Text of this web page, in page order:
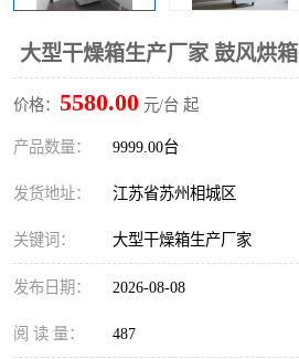
大型干燥箱生产厂家 鼓风烘箱
价格： 5580.00 元/台 起
产品数量： 9999.00台
发货地址： 江苏省苏州相城区
关键词： 大型干燥箱生产厂家
发布日期： 2026-08-08
阅 读 量： 487